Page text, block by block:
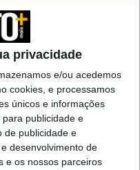
privacidade
e/ou acedemos
cookies, e processamos
únicos e informações
publicidade e
de publicidade e
desenvolvimento de
e os nossos parceiros
com uma única carga.
fantástico e um
para manter tudo sob
fornece todo o